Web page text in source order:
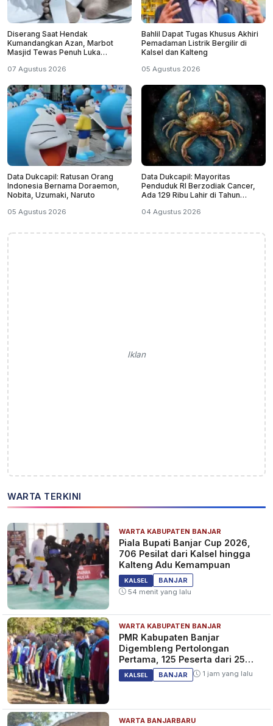
Diserang Saat Hendak
Kumandangkan Azan, Marbot
Masjid Tewas Penuh Luka
07 Agustus 2026
Bahlil Dapat Tugas Khusus Akhiri
Pemadaman Listrik Bergilir di
Kalsel dan Kalteng
05 Agustus 2026
Data Dukcapil: Ratusan Orang
Indonesia Bernama Doraemon,
Nobita, Uzumaki, Naruto
05 Agustus 2026
Data Dukcapil: Mayoritas
Penduduk RI Berzodiak Cancer,
Ada 129 Ribu Lahir di Tahun
04 Agustus 2026
Iklan
WARTA TERKINI
WARTA KABUPATEN BANJAR
Piala Bupati Banjar Cup 2026,
706 Pesilat dari Kalsel hingga
Kalteng Adu Kemampuan
KALSEL
BANJAR
54 menit yang lalu
WARTA KABUPATEN BANJAR
PMR Kabupaten Banjar
Digembleng Pertolongan
Pertama, 125 Peserta dari 25
Sekolah
KALSEL BANJAR 1 jam yang lalu
WARTA BANJARBARU